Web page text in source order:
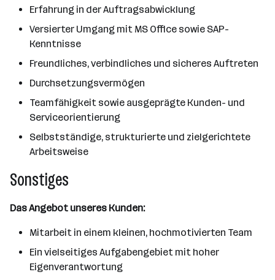
Erfahrung in der Auftragsabwicklung
Versierter Umgang mit MS Office sowie SAP-
Kenntnisse
Freundliches, verbindliches und sicheres Auftreten
Durchsetzungsvermögen
Teamfähigkeit sowie ausgeprägte Kunden- und
Serviceorientierung
Selbstständige, strukturierte und zielgerichtete
Arbeitsweise
Sonstiges
Das Angebot unseres Kunden:
Mitarbeit in einem kleinen, hochmotivierten Team
Ein vielseitiges Aufgabengebiet mit hoher
Eigenverantwortung